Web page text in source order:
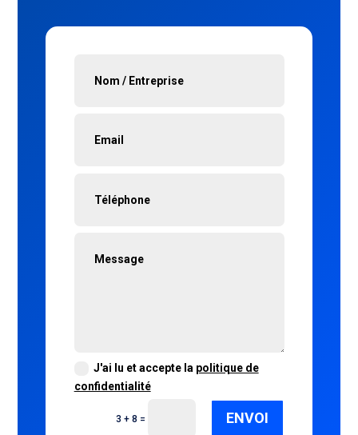
J'ai lu et accepte la politique de
confidentialité
3 + 8 = ENVOI